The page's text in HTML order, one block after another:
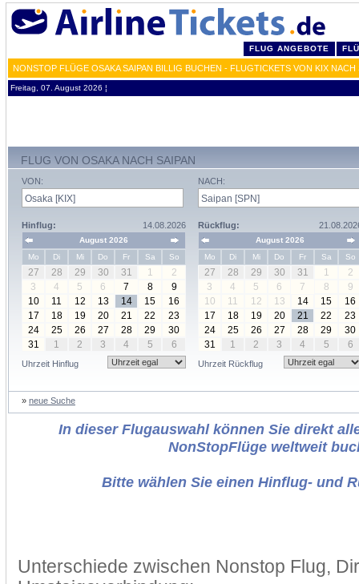
FLUG ANGEBOTE
NONSTOP FLÜGE OSAKA SAIPAN BILLIG BUCHEN - FLUGTICKETS VON KIX NACH
Freitag, 07. August 2026 ¦
FLUG VON OSAKA NACH SAIPAN
VON:
Hinflug: 14.08.2026
August 2026
Mo
Di Mi Do Fr Sa So
27 28 29 30 31 1
2
3
4 5 6 7 8
9
10
11 12 13 14 15
16
17
18 19 20 21 22
23
24
25 26 27 28 29
30
31
1 2 3 4 5 6
Uhrzeit Hinflug
NACH:
Rückflug:
August 2026
Mo
Di Mi Do Fr Sa So
27 28 29 30 31 1
2
3
4 5 6 7 8
9
10
11 12 13 14 15
16
17
18 19 20 21 22
23
24
25 26 27 28 29
30
31
1 2 3 4 5 6
Uhrzeit Rückflug
» neue Suche
In dieser Flugauswahl können Sie direkt
NonStopFlüge weltweit
Bitte wählen Sie einen Hinflug- und
Unterschiede zwischen Nonstop Flug,